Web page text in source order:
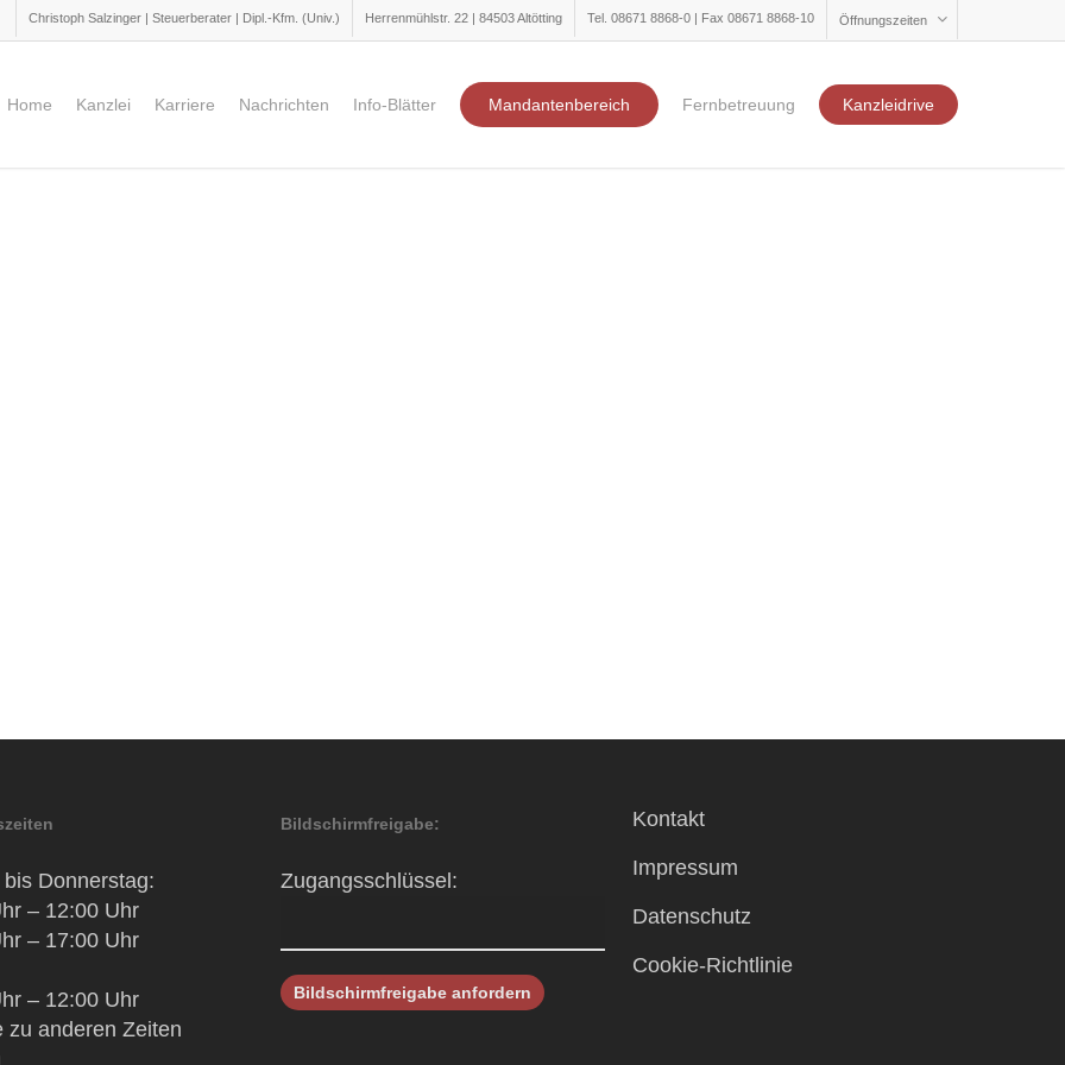
Christoph Salzinger | Steuerberater | Dipl.-Kfm. (Univ.) Herrenmühlstr. 22 | 84503 Altötting Tel. 08671 8868-0 | Fax 08671 8868-10 Öffnungszeiten
Home Kanzlei Karriere Nachrichten Info-Blätter Mandantenbereich Fernbetreuung Kanzleidrive
Donnerstag:
– 12:00 Uhr
– 17:00 Uhr
– 12:00 Uhr
zu anderen Zeiten
Bildschirmfreigabe:
Zugangsschlüssel:
Kontakt
Impressum
Datenschutz
Cookie-Richtlinie